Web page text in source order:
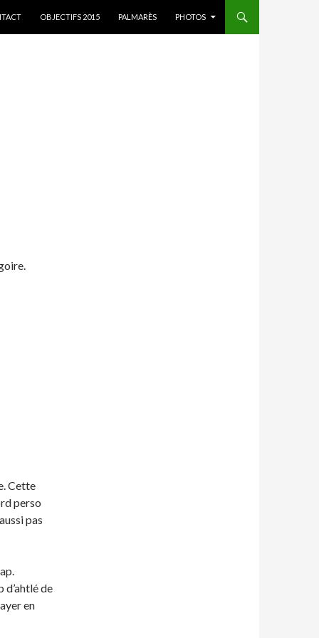
OBJECTIFS 2015 PALMARÈS PHOTOS
Cette
perso
pas
d’ahtlé de
en